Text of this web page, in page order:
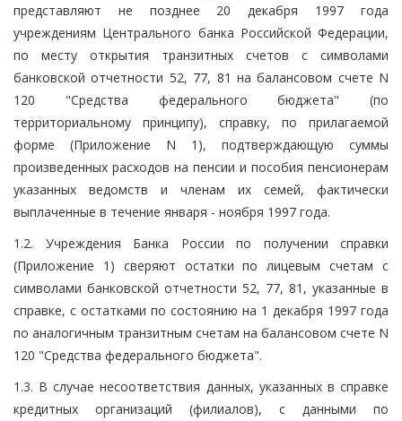
представляют не позднее 20 декабря 1997 года
учреждениям Центрального банка Российской Федерации,
по месту открытия транзитных счетов с символами
банковской отчетности 52, 77, 81 на балансовом счете N
120 "Средства федерального бюджета" (по
территориальному принципу), справку, по прилагаемой
форме (Приложение N 1), подтверждающую суммы
произведенных расходов на пенсии и пособия пенсионерам
указанных ведомств и членам их семей, фактически
выплаченные в течение января - ноября 1997 года.
1.2. Учреждения Банка России по получении справки
(Приложение 1) сверяют остатки по лицевым счетам с
символами банковской отчетности 52, 77, 81, указанные в
справке, с остатками по состоянию на 1 декабря 1997 года
по аналогичным транзитным счетам на балансовом счете N
120 "Средства федерального бюджета".
1.3. В случае несоответствия данных, указанных в справке
кредитных организаций (филиалов), с данными по